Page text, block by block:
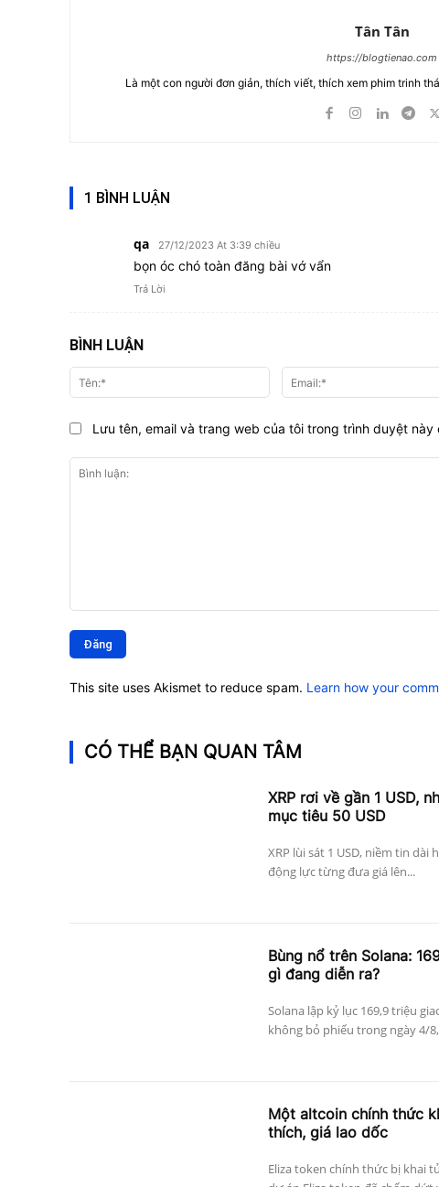
Tân Tân
https://blogtienao.com
Là một con người đơn giản, thích viết, thích xem phim trinh
1 BÌNH LUẬN
qa 27/12/2023 At 3:39 chiều
bọn óc chó toàn đăng bài vớ vẩn
Trả Lời
BÌNH LUẬN
luận:
Tên:*
Lưu tên, email và trang web của tôi trong trình duyệt này
This site uses Akismet to reduce spam. Learn how your
CÓ THỂ BẠN QUAN TÂM
XRP rơi về gần 1 USD,
mục tiêu 50 USD
XRP lùi sát 1 USD, niềm tin dài
động lực từng đưa giá lên...
Bùng nổ trên Solana:
gì đang diễn ra?
Solana lập kỷ lục 169,9 triệu
không bỏ phiếu trong ngày 4/
Một altcoin chính thức
thích, giá lao dốc
Eliza token chính thức bị khai